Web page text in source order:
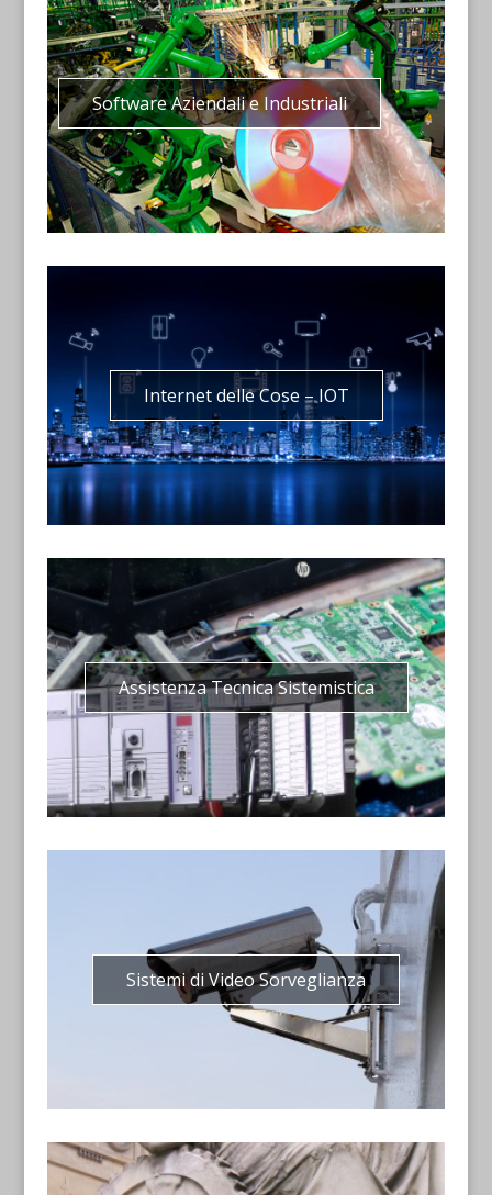
Software Aziendali e Industriali
Internet delle Cose – IOT
Assistenza Tecnica Sistemistica
Sistemi di Video Sorveglianza